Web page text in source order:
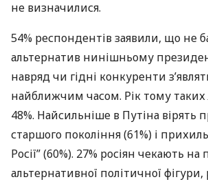
не визначилися.
54% респондентів заявили, що не
альтернатив нинішньому
навряд чи гідні конкуренти
найближчим часом. Рік тому
48%. Найсильніше в Путіна вірять
старшого покоління (61%) і
Росії” (60%). 27% росіян чекають на
альтернативної політичної фігури,